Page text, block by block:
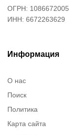
ОГРН:
ИНН: 6672263629
Информация
О нас
Поиск
Политика
Карта сайта